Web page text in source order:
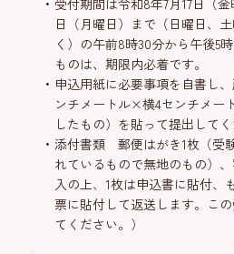
受付期間は令和8年7月17日（
日（月曜日）まで（日曜日、
く）の午前8時30分から午後5
ものは、期限内必着です。
申込用紙に必要事項を自書し
ンチメートル×横4センチメー
したもの）を貼って提出してく
添付書類 郵便はがき1枚（受
れているもので無地のもの）
入の上、1枚は申込書に貼付、
票に貼付して返送します。こ
てください。）